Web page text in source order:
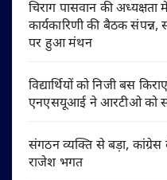
चिराग पासवान की अध्यक्षता
कार्यकारिणी की बैठक संपन्न,
पर हुआ मंथन
विद्यार्थियों को निजी बस
एनएसयूआई ने आरटीओ को
संगठन व्यक्ति से बड़ा, कांग्रेस
राजेश भगत